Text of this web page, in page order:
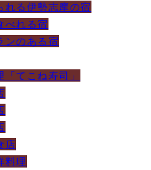
れる伊勢志摩の宿
べれる宿
ンのある宿
てこね寿司」
店
料理